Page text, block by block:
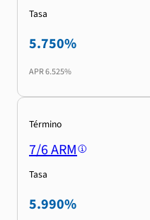
Tasa
5.750%
APR6.525%
Término
7/6 ARM
Tasa
5.990%